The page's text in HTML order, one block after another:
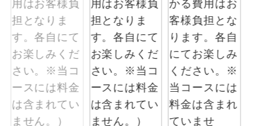
全食事付き
全てのお食事が付いていますので、お食
事の心配はいりません。（機内食を除
く）
お部屋食
お部屋にてゆっくりとお召し上がりいた
だけます。
トラベルイヤ
ホン
周りの音を気にせず、ガイドさんの説明
をじっくり聞くことができます。
ンター及びカウンターでのお申し込みはでき
ません。